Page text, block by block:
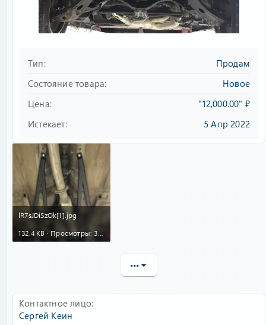
Тип
Продам
Состояние товара
Новое
Цена
"12,000.00" ₽
Истекает
5 Апр 2022
lR7sJDiSzOk[1].jpg
132.4 KB · Просмотры: 305
•••
Контактное лицо
Сергей Кеин